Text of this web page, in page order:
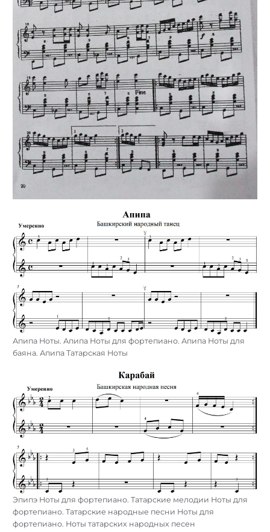
Апипа Ноты. Апипа Ноты для фортепиано. Апипа Ноты для
баяна. Апипа Татарская Ноты
Эпипэ Ноты для фортепиано. Татарские мелодии Ноты для
фортепиано. Татарские народные песни Ноты для
фортепиано. Ноты татарских народных песен